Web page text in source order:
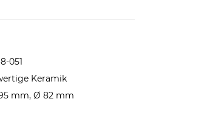
051
Keramik
mm, Ø 82 mm